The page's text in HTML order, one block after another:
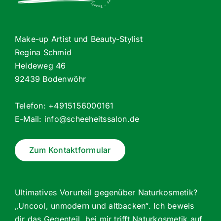
Make-up Artist und Beauty-Stylist
Regina Schmid
Heideweg 46
92439 Bodenwöhr
Telefon: +4915156000161
E-Mail: info@scheeheitssalon.de
Zum Kontaktformular
Ultimatives Vorurteil gegenüber Naturkosmetik?
„Uncool, unmodern und altbacken“. Ich beweis
dir das Gegenteil, bei mir trifft Naturkosmetik auf